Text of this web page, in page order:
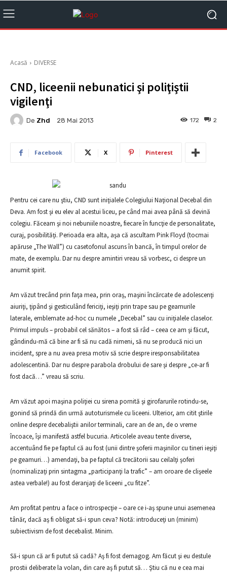
Acasă DIVERSE
CND, liceenii nebunatici şi poliţiştii
vigilenţi
De Zhd 28 Mai 2013 2
172
Facebook X Pinterest
Pentru cei care nu ştiu, CND sunt iniţialele Colegiului Naţional Decebal din
Deva. Am fost şi eu elev al acestui liceu, pe când mai avea până să devină
colegiu. Făceam şi noi nebuniile noastre, fiecare în funcţie de personalitate,
curaj, posibilităţi. Perioada era alta, aşa că ascultam Pink Floyd (tocmai
apăruse „The Wall”) cu casetofonul ascuns în bancă, în timpul orelor de
mate, de exemplu. Dar nu despre amintiri vreau să vorbesc, ci despre un
anumit spirit.
Am văzut trecând prin faţa mea, prin oraş, maşini încărcate de adolescenţi
aiuriţi, ţipând şi gesticulând fericiţi, ieşiţi prin trape sau pe geamurile
laterale, emblemate ad-hoc cu numele „Decebal” sau cu iniţialele claselor.
Primul impuls – probabil cel sănătos – a fost să râd – ceea ce am şi făcut,
gândindu-mă că bine ar fi să nu cadă nimeni, să nu se producă nici un
incident, spre a nu avea presa motiv să scrie despre iresponsabilitatea
adolescentină. Dar nu despre parabola drobului de sare şi despre „ce-ar fi
fost dacă…” vreau să scriu.
Am văzut apoi maşina poliţiei cu sirena pornită şi girofarurile rotindu-se,
gonind să prindă din urmă autoturismele cu liceeni. Ulterior, am citit ştirile
online despre decebaliştii anilor terminali, care an de an, de o vreme
încoace, îşi manifestă astfel bucuria. Articolele aveau tente diverse,
accentuând fie pe faptul că au fost (unii dintre şoferii maşinilor cu tineri ieşiţi
pe geamuri…) amendaţi, ba pe faptul că trecătorii sau ceilalţi şoferi
(nominalizaţi prin sintagma „participanţi la trafic” – am oroare de clişeele
astea verbale!) au fost deranjaţi de liceeni „cu fitze”.
Am profitat pentru a face o introspecţie – oare ce i-aş spune unui asemenea
tânăr, dacă aş fi obligat să-i spun ceva? Notă: introduceţi un (minim)
subiectivism de fost decebalist. Minim.
Să-i spun că ar fi putut să cadă? Aş fi fost demagog. Am făcut şi eu destule
prostii deliberate la volan, din care aş fi putut să… Ştiu că nu e cea mai